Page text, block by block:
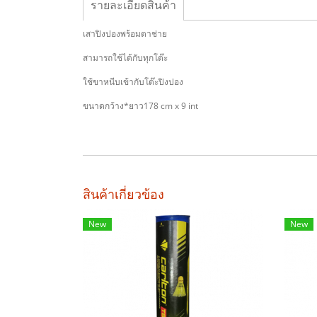
รายละเอียดสินค้า
เสาปิงปองพร้อมตาช่าย
สามารถใช้ได้กับทุกโต๊ะ
ใช้ขาหนีบเข้ากับโต๊ะปิงปอง
ขนาดกว้าง*ยาว178 cm x 9 int
สินค้าเกี่ยวข้อง
New New